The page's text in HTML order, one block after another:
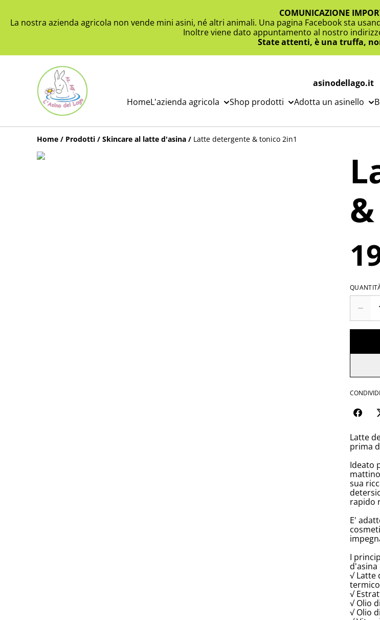
COMUNICAZIONE
La nostra azienda agricola non vende mini asini, né altri animali. Una pagina Facebook sta
Inoltre viene dato appuntamento al nostro
State attenti, è una truffa,
asinodellago.it
HomeL'azienda agricola Shop prodotti Adotta un asinello
Home / Prodotti / Skincare al latte d'asina / Latte detergente & tonico 2in1
CONDIVIDI
Latte
prima
Ideato
sua
rapido
E'
I
d'asina
√ Latte
√
√ Olio
√ Olio